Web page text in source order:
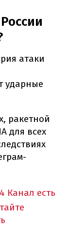
атаки
ударные
ракетной
для всех
Канал есть